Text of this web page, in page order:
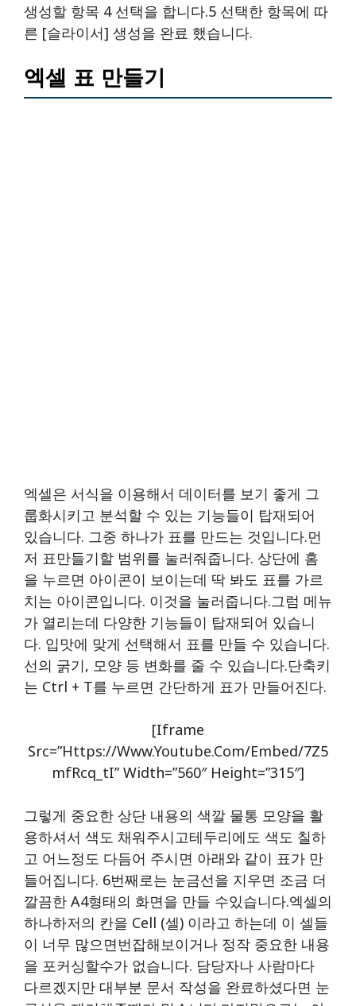
생성할 항목 4 선택을 합니다.5 선택한 항목에 따
른 [슬라이서] 생성을 완료 했습니다.
엑셀 표 만들기
엑셀은 서식을 이용해서 데이터를 보기 좋게 그
룹화시키고 분석할 수 있는 기능들이 탑재되어
있습니다. 그중 하나가 표를 만드는 것입니다.먼
저 표만들기할 범위를 눌러줘줍니다. 상단에 홈
을 누르면 아이콘이 보이는데 딱 봐도 표를 가르
치는 아이콘입니다. 이것을 눌러줍니다.그럼 메뉴
가 열리는데 다양한 기능들이 탑재되어 있습니
다. 입맛에 맞게 선택해서 표를 만들 수 있습니다.
선의 굵기, 모양 등 변화를 줄 수 있습니다.단축키
는 Ctrl + T를 누르면 간단하게 표가 만들어진다.
[iframe
Src=”https://www.youtube.com/embed/7Z5
MfRcq_tI” Width=”560″ Height=”315″]
그렇게 중요한 상단 내용의 색깔 물통 모양을 활
용하셔서 색도 채워주시고테두리에도 색도 칠하
고 어느정도 다듬어 주시면 아래와 같이 표가 만
들어집니다. 6번째로는 눈금선을 지우면 조금 더
깔끔한 A4형태의 화면을 만들 수있습니다.엑셀의
하나하저의 칸을 Cell (셀) 이라고 하는데 이 셀들
이 너무 많으면번잡해보이거나 정작 중요한 내용
을 포커싱할수가 없습니다. 담당자나 사람마다
다르겠지만 대부분 문서 작성을 완료하셨다면 눈